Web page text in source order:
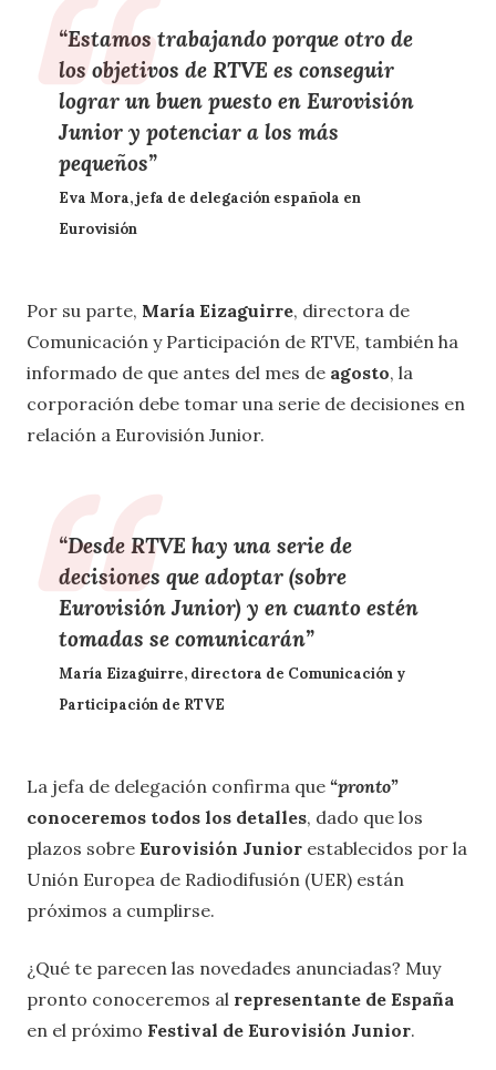
“Estamos trabajando porque otro de
los objetivos de RTVE es conseguir
lograr un buen puestoen Eurovisión
Junior y potenciar a los más
pequeños”
Eva Mora, jefa de delegación española en
Eurovisión
Por su parte, María Eizaguirre, directora de
Comunicación y Participación de RTVE, también ha
informado de que antes del mes de agosto, la
corporación debe tomar una serie de decisiones en
relación a Eurovisión Junior.
“Desde RTVE hay una serie de
decisiones que adoptar(sobre
Eurovisión Junior) y en cuanto estén
tomadas se comunicarán”
María Eizaguirre, directora de Comunicación y
Participación de RTVE
La jefa de delegación confirma que “pronto”
conoceremos todos los detalles, dado que los
plazos sobre Eurovisión Junior establecidos por la
Unión Europea de Radiodifusión (UER) están
próximos a cumplirse.
¿Qué te parecen las novedades anunciadas? Muy
pronto conoceremos al representante de España
en el próximo Festival de Eurovisión Junior.